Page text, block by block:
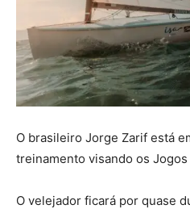
O brasileiro Jorge Zarif está
treinamento visando os
O velejador ficará por quase